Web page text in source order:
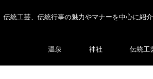
統工芸、伝統行事の魅力やマナーを中心に
温泉 神社 伝統工